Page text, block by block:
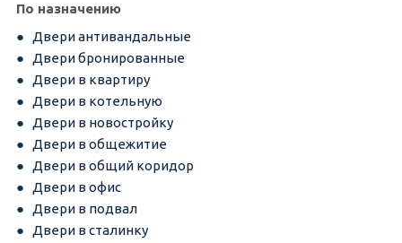
По назначению
Двери антивандальные
Двери бронированные
Двери в квартиру
Двери в котельную
Двери в новостройку
Двери в общежитие
Двери в общий коридор
Двери в офис
Двери в подвал
Двери в сталинку